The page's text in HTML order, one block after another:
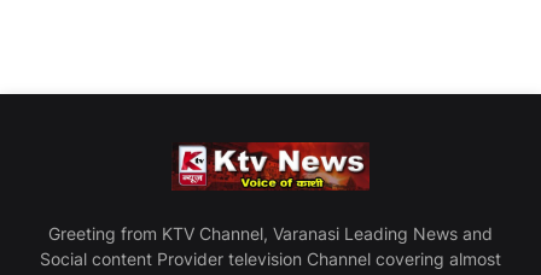
Greeting from KTV Channel, Varanasi Leading News and
Social content Provider television Channel covering almost